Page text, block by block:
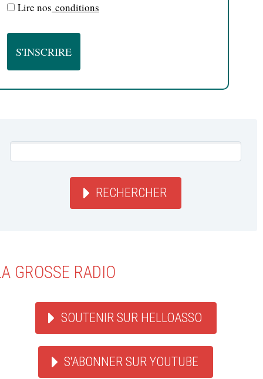
Lire nos conditions
RECHERCHER
GROSSE RADIO
SOUTENIR SUR HELLOASSO
S'ABONNER SUR YOUTUBE